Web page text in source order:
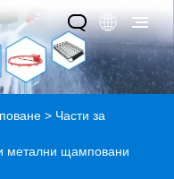
> Части за
метални щамповани